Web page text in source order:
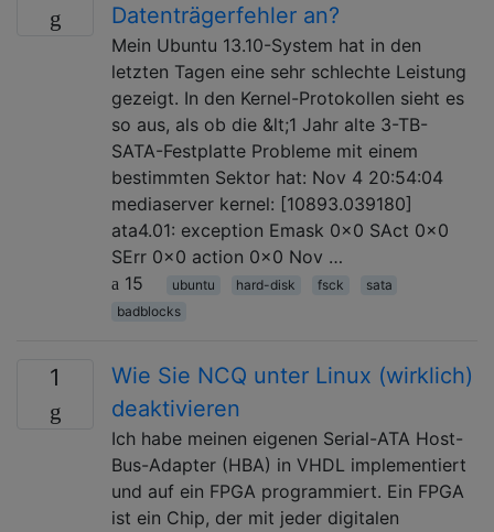
Datenträgerfehler an?
Mein Ubuntu 13.10-System hat in den
letzten Tagen eine sehr schlechte Leistung
gezeigt. In den Kernel-Protokollen sieht es
so aus, als ob die &lt;1 Jahr alte 3-TB-
SATA-Festplatte Probleme mit einem
bestimmten Sektor hat: Nov 4 20:54:04
mediaserver kernel: [10893.039180]
ata4.01: exception Emask 0x0 SAct 0x0
SErr 0x0 action 0x0 Nov …
15
ubuntu hard-disk fsck
sata
badblocks
1
Wie Sie NCQ unter Linux (wirklich)
deaktivieren
Ich habe meinen eigenen Serial-ATA Host-
Bus-Adapter (HBA) in VHDL implementiert
und auf ein FPGA programmiert. Ein FPGA
ist ein Chip, der mit jeder digitalen